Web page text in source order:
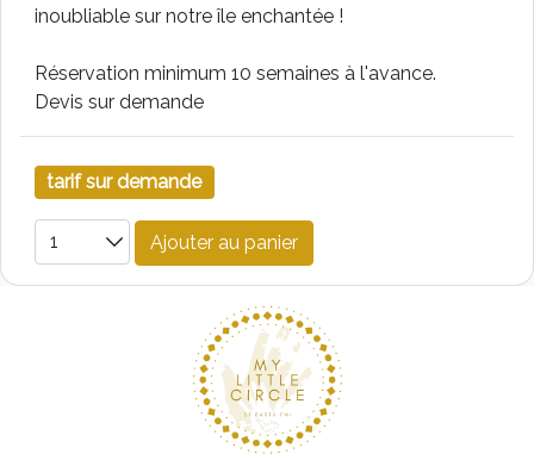
inoubliable sur notre île enchantée !
Réservation minimum 10 semaines à l'avance.
Devis sur demande
tarif sur demande
Ajouter au panier